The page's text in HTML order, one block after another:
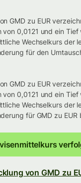
GMD zu EUR
von 0,0121 und ein Tief
Wechselkurs der
für den
GMD zu EUR
von 0,0121 und ein
Wechselkurs der
für GMD zu EUR
von GMD zu